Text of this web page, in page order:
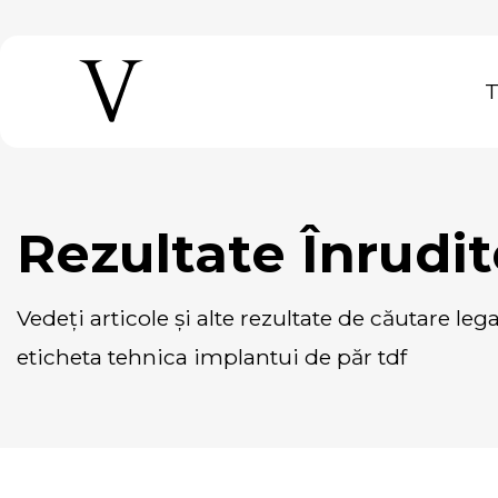
Rezultate
vedeți articole și alte rezultate de căutare legate de sau care conțin
eticheta tehnica implantui de păr tdf